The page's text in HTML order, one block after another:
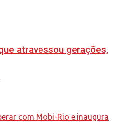
atravessou gerações,